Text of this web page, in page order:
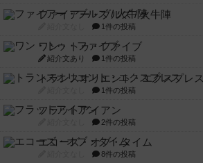
ファイアー・ブルズ / 火牛陣
1件の投稿
ワン・トゥ・ファイブ
紹介文あり 1件の投稿
トランスオリエント・エクスプレス
1件の投稿
フラットアイアン
2件の投稿
エコーズ・オブ・タイム
8件の投稿